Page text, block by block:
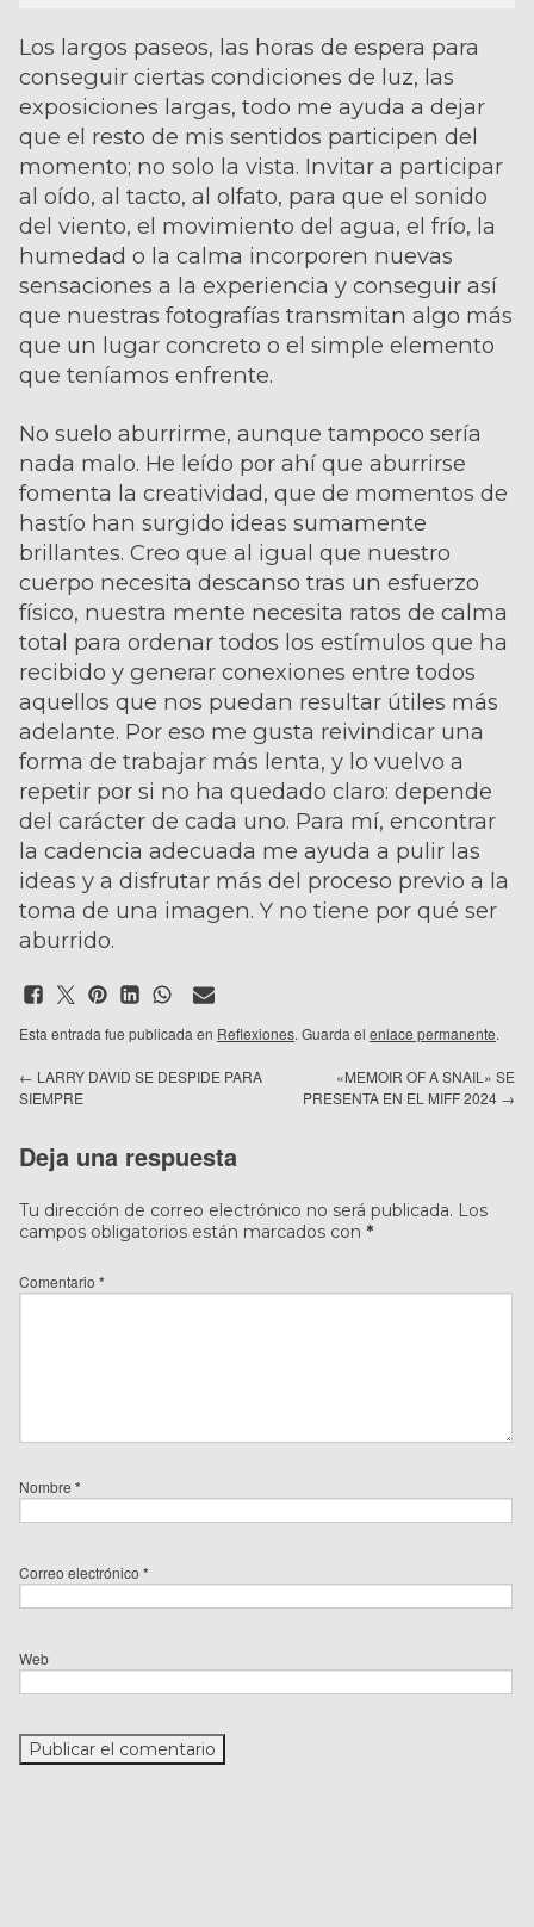
Los largos paseos, las horas de espera para
conseguir ciertas condiciones de luz, las
exposiciones largas, todo me ayuda a dejar
que el resto de mis sentidos participen del
momento; no solo la vista. Invitar a participar
al oído, al tacto, al olfato, para que el sonido
del viento, el movimiento del agua, el frío, la
humedad o la calma incorporen nuevas
sensaciones a la experiencia y conseguir así
que nuestras fotografías transmitan algo más
que un lugar concreto o el simple elemento
que teníamos enfrente.
No suelo aburrirme, aunque tampoco sería
nada malo. He leído por ahí que aburrirse
fomenta la creatividad, que de momentos de
hastío han surgido ideas sumamente
brillantes. Creo que al igual que nuestro
cuerpo necesita descanso tras un esfuerzo
físico, nuestra mente necesita ratos de calma
total para ordenar todos los estímulos que ha
recibido y generar conexiones entre todos
aquellos que nos puedan resultar útiles más
adelante. Por eso me gusta reivindicar una
forma de trabajar más lenta, y lo vuelvo a
repetir por si no ha quedado claro: depende
del carácter de cada uno. Para mí, encontrar
la cadencia adecuada me ayuda a pulir las
ideas y a disfrutar más del proceso previo a la
toma de una imagen. Y no tiene por qué ser
aburrido.
Esta entrada fue publicada en Reflexiones. Guarda el enlace permanente.
← LARRY DAVID SE DESPIDE PARA
SIEMPRE
«MEMOIR OF A SNAIL» SE
PRESENTA EN EL MIFF 2024 →
Deja una respuesta
Tu dirección de correo electrónico no será publicada. Los
campos obligatorios están marcados con *
Comentario *
Nombre *
Correo electrónico *
Web